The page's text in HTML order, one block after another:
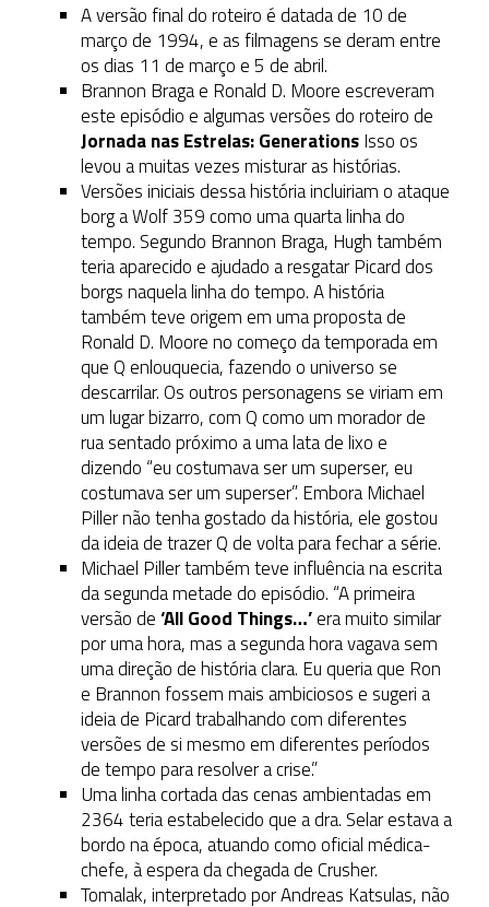
A versão final do roteiro é datada de 10 de
março de 1994, e as filmagens se deram entre
os dias 11 de março e 5 de abril.
Brannon Braga e Ronald D. Moore escreveram
este episódio e algumas versões do roteiro de
Jornada nas Estrelas: GenerationsIsso os
levou a muitas vezes misturar as histórias.
Versões iniciais dessa história incluiriam o ataque
borg a Wolf 359 como uma quarta linha do
tempo. Segundo Brannon Braga, Hugh também
teria aparecido e ajudado a resgatar Picard dos
borgs naquela linha do tempo. A história
também teve origem em uma proposta de
Ronald D. Moore no começo da temporada em
que Q enlouquecia, fazendo o universo se
descarrilar. Os outros personagens se viriam em
um lugar bizarro, com Q como um morador de
rua sentado próximo a uma lata de lixo e
dizendo “eu costumava ser um superser, eu
costumava ser um superser”. Embora Michael
Piller não tenha gostado da história, ele gostou
da ideia de trazer Q de volta para fechar a série.
Michael Piller também teve influência na escrita
da segunda metade do episódio. “A primeira
versão de‘All Good Things…’era muito similar
por uma hora, mas a segunda hora vagava sem
uma direção de história clara. Eu queria que Ron
e Brannon fossem mais ambiciosos e sugeri a
ideia de Picard trabalhando com diferentes
versões de si mesmo em diferentes períodos
de tempo para resolver a crise.”
Uma linha cortada das cenas ambientadas em
2364 teria estabelecido que a dra. Selar estava a
bordo na época, atuando como oficial médica-
chefe, à espera da chegada de Crusher.
Tomalak, interpretado por Andreas Katsulas, não